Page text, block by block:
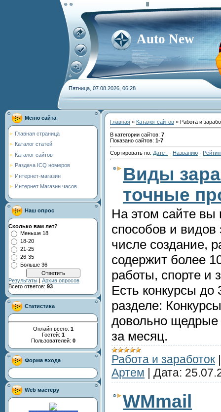
Auto New
Пятница, 07.08.2026, 06:28
Меню сайта
Главная страница
Каталог статей
Каталог сайтов
Раздача ICQ номеров
Интернет-магазин
Интернет Магазин часов
Наш опрос
Сколько вам лет?
Меньше 18
18-20
21-25
26-35
Больше 36
Результаты | Архив опросов
Всего ответов: 93
Статистика
Онлайн всего: 1
Гостей: 1
Пользователей: 0
Форма входа
Web мастеру
Главная » Каталог сайтов » Работа и
В категории сайтов: 7
Показано сайтов: 1-7
Сортировать по: Дате · Названию ·
Виды
точные
На этом сайте вы
способов и видов
числе создание,
содержит более
работы, спорте и
Есть конкурсы до
разделе:
довольно щедрые
за месяц.
Работа и заработок
Артем | Дата:
WMmail